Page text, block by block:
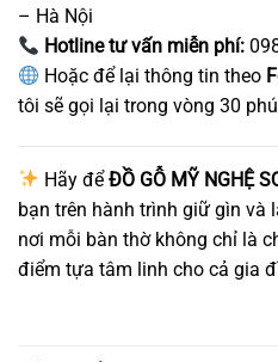
– Hà Nội
Hotline tư vấn miễn phí:
Hoặc để lại thông tin theo
tôi sẽ gọi lại trong vòng 30
Hãy đểĐỒ GỖ MỸ NGHỆ
bạn trên hành trình giữ gìn và
nơi mỗi bàn thờ không chỉ là
điểm tựa tâm linh cho cả gia